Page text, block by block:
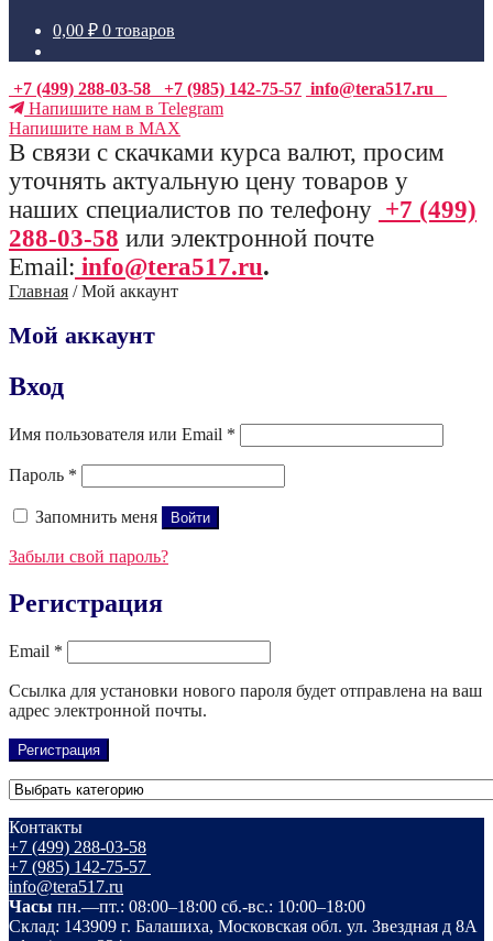
0,00 ₽ 0 товаров
+7 (499) 288-03-58 +7 (985) 142-75-57 info@tera517.ru
Напишите нам в Telegram
Напишите нам в MAX
В связи с скачками курса валют, просим
уточнять актуальную цену товаров у
наших специалистов по телефону +7 (499)
288-03-58 или электронной почте
Email: info@tera517.ru.
Главная /Мой аккаунт
Мой аккаунт
Вход
Имя пользователя или Email *
Пароль *
Запомнить меня Войти
Забыли свой пароль?
Регистрация
Email *
Ссылка для установки нового пароля будет отправлена ​​на ваш
адрес электронной почты.
Регистрация
Контакты
+7 (499) 288-03-58
+7 (985) 142-75-57
info@tera517.ru
Часы пн.—пт.: 08:00–18:00 сб.-вс.: 10:00–18:00
Склад: 143909 г. Балашиха, Московская обл. ул. Звездная д 8А